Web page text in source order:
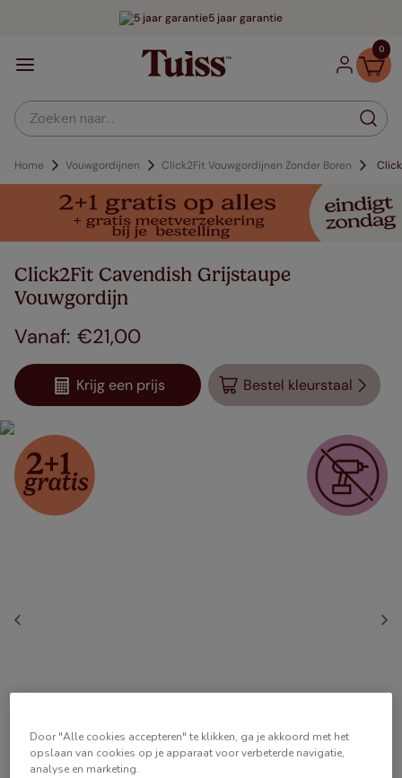
5 jaar garantie
0
Zoeken naar...
Home Vouwgordijnen Click2Fit Vouwgordijnen Zonder Boren
Click2Fit Cavendish Grijstaupe
Vouwgordijn
€21,00
Krijg een prijs Bestel kleurstaal
Door "Alle cookies accepteren" te klikken, ga je akkoord met het
opslaan van cookies op je apparaat voor verbeterde navigatie,
analyse en marketing.